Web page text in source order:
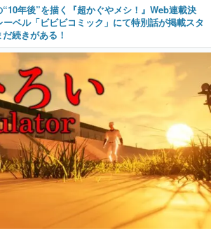
“10年後”を描く『超かぐやメシ！』Web連載決
ベル「ビビビコミック」にて特別話が掲載スタ
続きがある！